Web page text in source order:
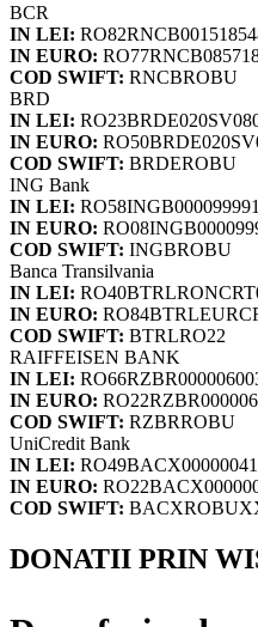
BCR
IN LEI:
IN EURO:
COD SWIFT: RNCBROBU
BRD
IN LEI:
IN EURO:
COD SWIFT: BRDEROBU
ING Bank
IN LEI:
IN EURO:
COD SWIFT: INGBROBU
Banca Transilvania
IN LEI:
IN EURO:
COD SWIFT: BTRLRO22
RAIFFEISEN BANK
IN LEI:
IN EURO:
COD SWIFT: RZBRROBU
UniCredit Bank
IN LEI:
IN EURO:
COD SWIFT:
DONATII PRIN